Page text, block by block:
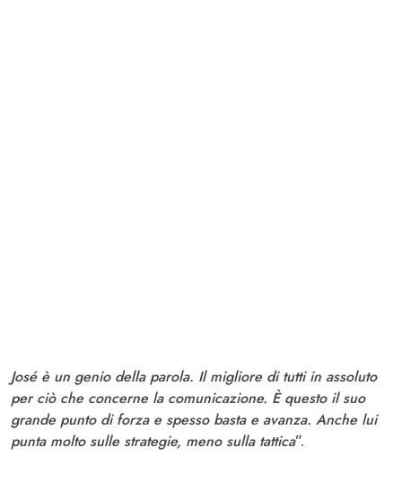
José è un genio della parola. Il migliore di tutti in assoluto
per ciò che concerne la comunicazione. È questo il suo
grande punto di forza e spesso basta e avanza. Anche lui
punta molto sulle strategie, meno sulla tattica”.